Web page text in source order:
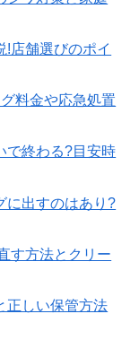
!店舗選びのポイ
料金や応急処置
で終わる?目安時
に出すのはあり?
す方法とクリー
正しい保管方法